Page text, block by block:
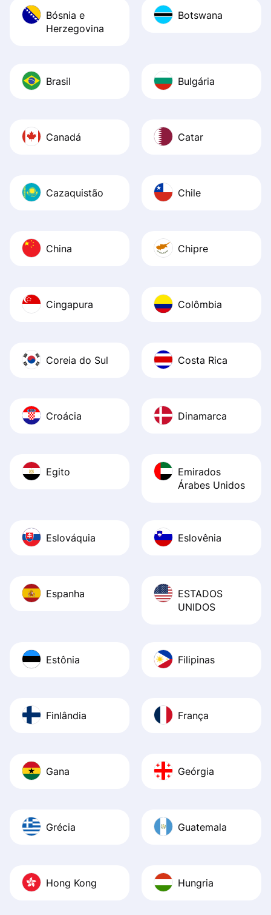
Bósnia e
Herzegovina
Botswana
Brasil Bulgária
Canadá Catar
Cazaquistão Chile
China Chipre
Cingapura Colômbia
Coreia do Sul Costa Rica
Croácia Dinamarca
Egito
Emirados
Árabes Unidos
Eslováquia Eslovênia
Espanha
ESTADOS
UNIDOS
Estônia Filipinas
Finlândia França
Gana Geórgia
Grécia Guatemala
Hong Kong Hungria